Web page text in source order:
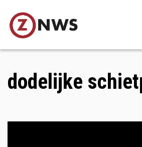
main
content
dodelijke